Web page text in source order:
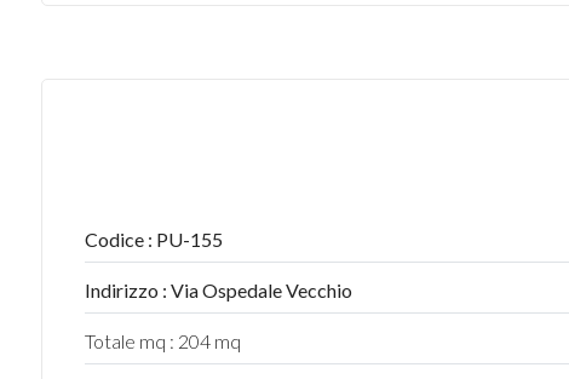
Codice : PU-155
Indirizzo : Via Ospedale Vecchio
Totale mq : 204 mq